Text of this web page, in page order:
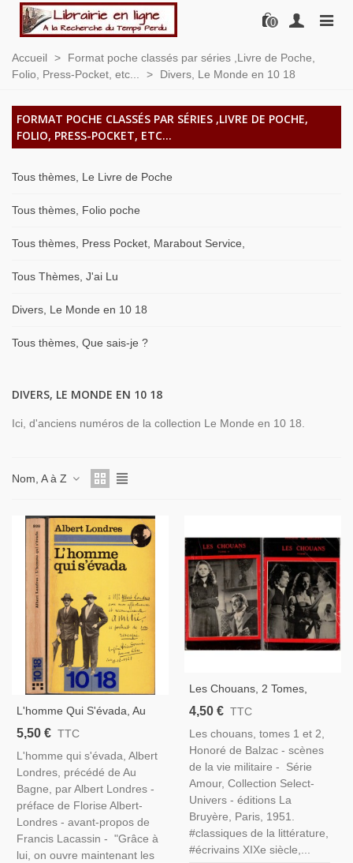
0
Accueil >
Format poche classés par séries ,Livre de Poche,
Folio, Press-Pocket, etc...
> Divers, Le Monde en 10 18
FORMAT POCHE CLASSÉS PAR SÉRIES ,LIVRE DE POCHE,
FOLIO, PRESS-POCKET, ETC...
Tous thèmes, Le Livre de Poche
Tous thèmes, Folio poche
Tous thèmes, Press Pocket, Marabout Service,
Tous Thèmes, J'ai Lu
Divers, Le Monde en 10 18
Tous thèmes, Que sais-je ?
DIVERS, LE MONDE EN 10 18
Ici, d'anciens numéros de la collection Le Monde en 10 18.
Nom, A à Z
L'homme Qui S'évada, Au
Bagne, Albert Londres, 1975
Anarchiste, Bande À Bonnot,
5,50 € TTC
L'homme qui s'évada, Albert
Londres, précédé de Au
Bagne, par Albert Londres -
préface de Florise Albert-
Londres - avant-propos de
Francis Lacassin - "Grâce à
lui, on ouvre maintenant les
Les Chouans, 2 Tomes,
Honoré De Balzac, 1951 -
Cinéma, Jean Marais
4,50 € TTC
Les chouans, tomes 1 et 2,
Honoré de Balzac - scènes
de la vie militaire - Série
Amour, Collection Select-
Univers - éditions La
Bruyère, Paris, 1951.
#classiques de la littérature,
#écrivains XIXe siècle,...